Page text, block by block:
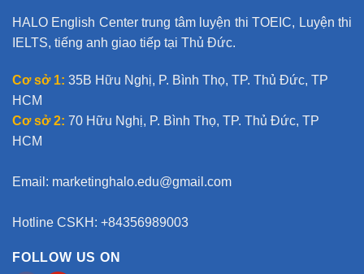
i
v
:
HALO English Center trung tâm luyện thi TOEIC, Luyện thi
IELTS, tiếng anh giao tiếp tại Thủ Đức.
Cơ sở 1: 35B Hữu Nghị, P. Bình Thọ, TP. Thủ Đức, TP
HCM
Cơ sở 2: 70 Hữu Nghị, P. Bình Thọ, TP. Thủ Đức, TP
HCM
Email: marketinghalo.edu@gmail.com
Hotline CSKH: +84356989003
FOLLOW US ON